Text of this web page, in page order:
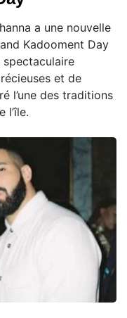
a une nouvelle
Kadooment Day
spectaculaire
et de
l’une des traditions
l’île.